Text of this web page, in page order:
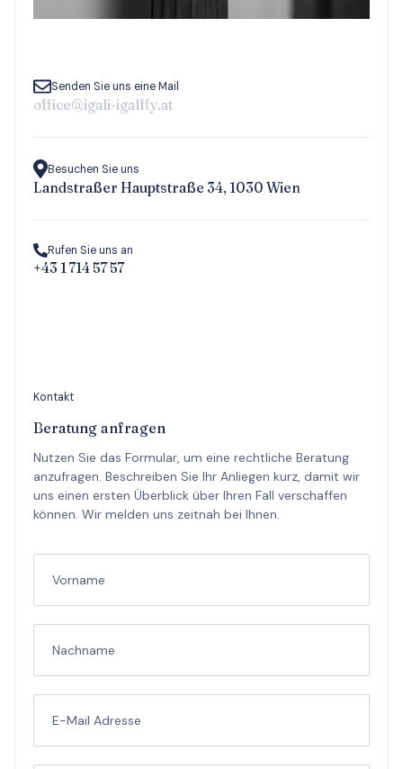
Senden Sie uns eine Mail
office@igali-igalffy.at
Besuchen Sie uns
Landstraßer Hauptstraße 34, 1030 Wien
Rufen Sie uns an
+43 1 714 57 57
Kontakt
Beratung anfragen
Nutzen Sie das Formular, um eine rechtliche Beratung
anzufragen. Beschreiben Sie Ihr Anliegen kurz, damit wir
uns einen ersten Überblick über Ihren Fall verschaffen
können. Wir melden uns zeitnah bei Ihnen.